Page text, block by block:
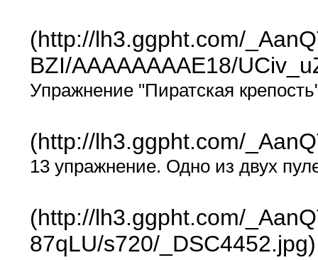
(http://lh3.ggpht.com/
BZI/AAAAAAAAE18/
Упражнение "Пиратская
(http://lh3.ggpht.com/
13 упражнение. Одно из двух
(http://lh3.ggpht.com/
87qLU/s720/_DSC4452.jpg)